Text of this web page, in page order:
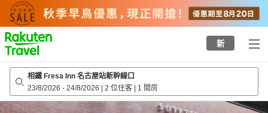
to
top
page
新
相鐵 Fresa Inn 名古屋站新幹線口
23/8/2026 - 24/8/2026 | 2 位住客 | 1 間房